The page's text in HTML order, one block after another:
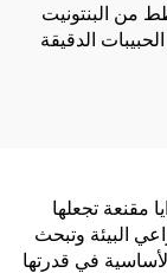
من البنتونيت
الدقيقة
مقنعة تجعلها
البيئة وتبحث
في قدرتها